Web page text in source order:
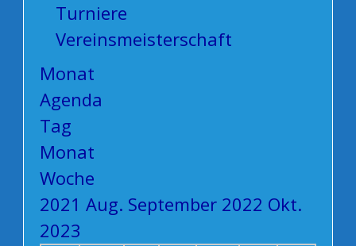
Turniere
Vereinsmeisterschaft
Monat
Agenda
Tag
Monat
Woche
2021 Aug. September 2022 Okt.
2023